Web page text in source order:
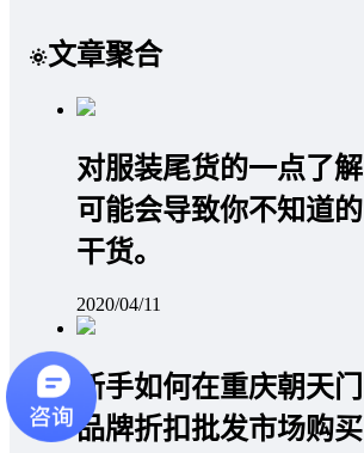
文章聚合
对服装尾货的一点了解
可能会导致你不知道的
干货。
2020/04/11
新手如何在重庆朝天门
品牌折扣批发市场购买